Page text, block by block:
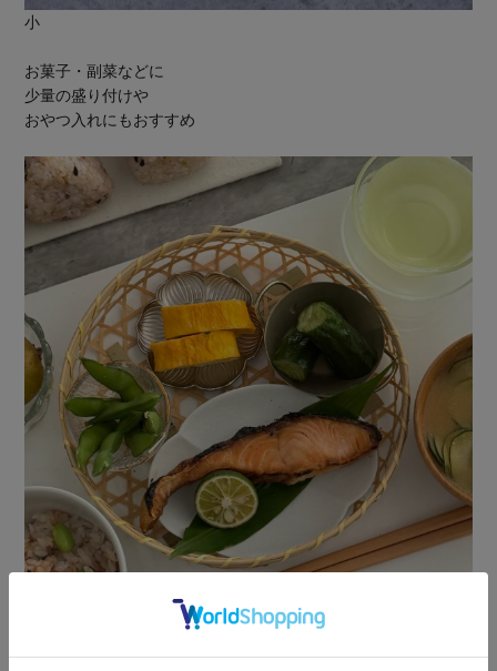
小
お菓子・副菜などに
少量の盛り付けや
おやつ入れにもおすすめ